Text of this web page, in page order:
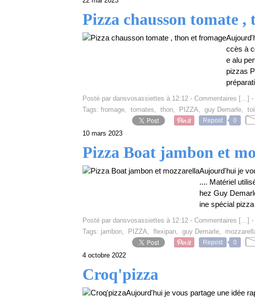
Pizza chausson tomate ,
ccès à
e alu
pizzas
Posté par dansvosassiettes à 12:12 - Commentaires […] -
Tags: fromage, tomates, thon, PIZZA, guy Demarle,
Repost 0
10 mars 2023
Pizza Boat jambon et
Aujourd'hui je
.... Matériel
hez Guy
ine spécial
Posté par dansvosassiettes à 12:12 - Commentaires […] -
Tags: jambon, PIZZA, flexipan, guy Demarle,
Repost 0
4 octobre 2022
Croq'pizza
Aujourd'hui je vous partage une idée